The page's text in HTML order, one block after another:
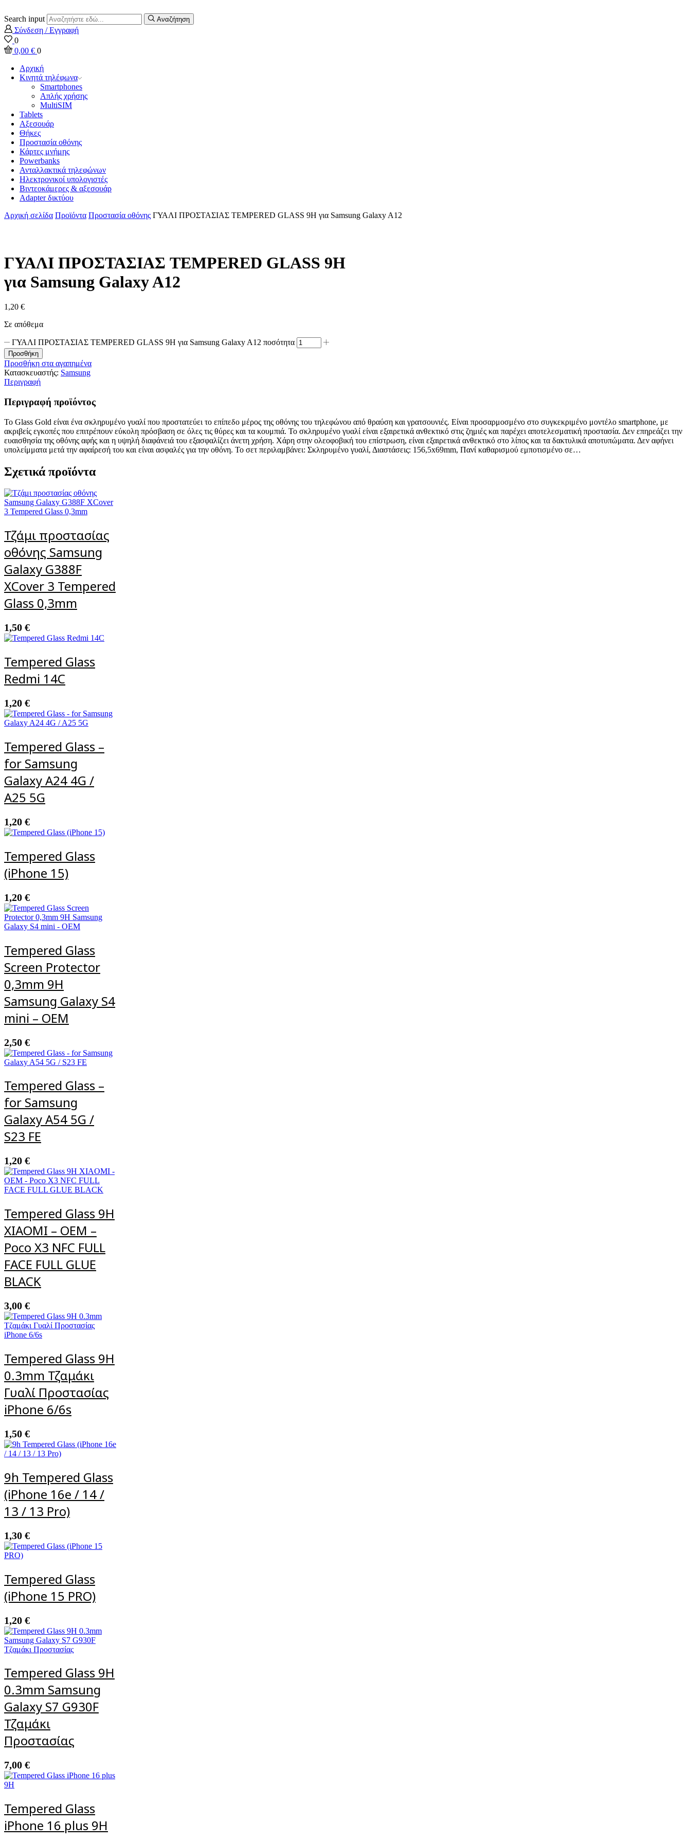
Search input Αναζήτηση
Σύνδεση / Εγγραφή
0
0,00 € 0
Αρχική
Κινητά τηλέφωνα
Smartphones
Απλής χρήσης
MultiSIM
Tablets
Αξεσουάρ
Θήκες
Προστασία οθόνης
Κάρτες μνήμης
Powerbanks
Ανταλλακτικά τηλεφώνων
Ηλεκτρονικοί υπολογιστές
Βιντεοκάμερες & αξεσουάρ
Adapter δικτύου
Αρχική σελίδα Προϊόντα Προστασία οθόνης ΓΥΑΛΙ ΠΡΟΣΤΑΣΙΑΣ TEMPERED GLASS 9H για Samsung Galaxy A12
ΓΥΑΛΙ ΠΡΟΣΤΑΣΙΑΣ TEMPERED GLASS 9H
για Samsung Galaxy A12
1,20 €
Σε απόθεμα
ΓΥΑΛΙ ΠΡΟΣΤΑΣΙΑΣ TEMPERED GLASS 9H για Samsung Galaxy A12 ποσότητα
Προσθήκη
Προσθήκη στα αγαπημένα
Κατασκευαστής: Samsung
Περιγραφή
Περιγραφή προϊόντος
Το Glass Gold είναι ένα σκληρυμένο γυαλί που προστατεύει το επίπεδο μέρος της οθόνης του τηλεφώνου από θραύση και γρατσουνιές. Είναι προσαρμοσμένο στο συγκεκριμένο μοντέλο smartphone, με
ακριβείς εγκοπές που επιτρέπουν εύκολη πρόσβαση σε όλες τις θύρες και τα κουμπιά. Το σκληρυμένο γυαλί είναι εξαιρετικά ανθεκτικό στις ζημιές και παρέχει αποτελεσματική προστασία. Δεν επηρεάζει την
ευαισθησία της οθόνης αφής και η υψηλή διαφάνειά του εξασφαλίζει άνετη χρήση. Χάρη στην ολεοφοβική του επίστρωση, είναι εξαιρετικά ανθεκτικό στο λίπος και τα δακτυλικά αποτυπώματα. Δεν αφήνει
υπολείμματα μετά την αφαίρεσή του και είναι ασφαλές για την οθόνη. Το σετ περιλαμβάνει: Σκληρυμένο γυαλί, Διαστάσεις: 156,5x69mm, Πανί καθαρισμού εμποτισμένο σε…
Σχετικά προϊόντα
Τζάμι προστασίας
οθόνης Samsung
Galaxy G388F
XCover 3 Tempered
Glass 0,3mm
1,50 €
Tempered Glass
Redmi 14C
1,20 €
Tempered Glass –
for Samsung
Galaxy A24 4G /
A25 5G
1,20 €
Tempered Glass
(iPhone 15)
1,20 €
Tempered Glass
Screen Protector
0,3mm 9H
Samsung Galaxy S4
mini – OEM
2,50 €
Tempered Glass –
for Samsung
Galaxy A54 5G /
S23 FE
1,20 €
Tempered Glass 9H
XIAOMI – OEM –
Poco X3 NFC FULL
FACE FULL GLUE
BLACK
3,00 €
Tempered Glass 9H
0.3mm Τζαμάκι
Γυαλί Προστασίας
iPhone 6/6s
1,50 €
9h Tempered Glass
(iPhone 16e / 14 /
13 / 13 Pro)
1,30 €
Tempered Glass
(iPhone 15 PRO)
1,20 €
Tempered Glass 9H
0.3mm Samsung
Galaxy S7 G930F
Τζαμάκι
Προστασίας
7,00 €
Tempered Glass
iPhone 16 plus 9H